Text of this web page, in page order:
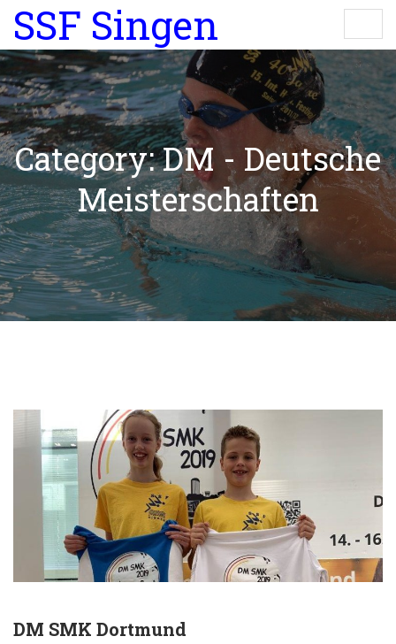
SSF Singen
Category: DM - Deutsche
Meisterschaften
DM SMK Dortmund